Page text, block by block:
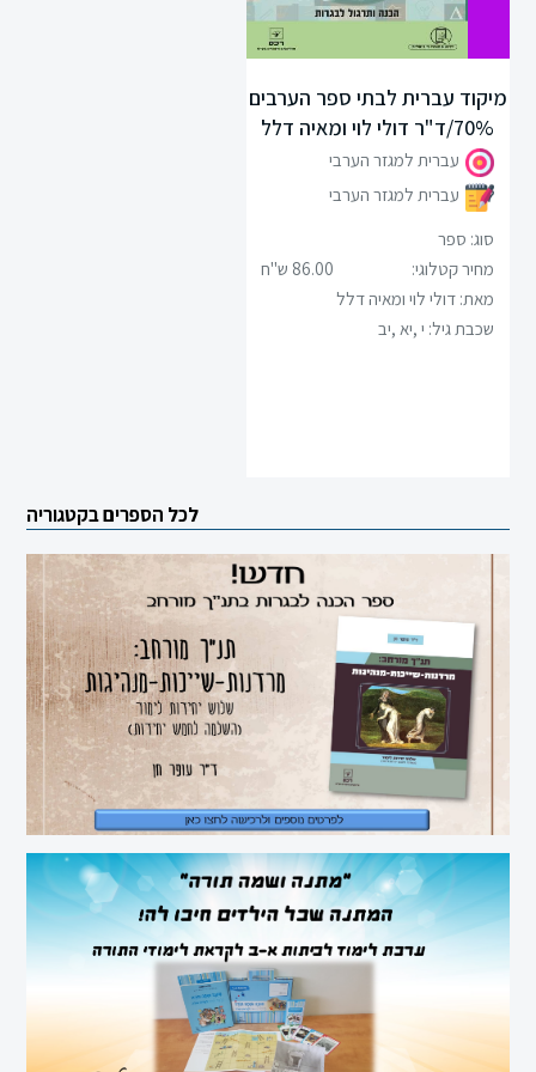
ספרות
תנ”ך
מתמטיקה
גיאוגרפיה
פסיכולוגיה
אזרחות
ומורשתו
סוציולוגיה
ביולוגיה
פיזיקה
תיאטרון
אנגלית
מיקוד עברית לבתי ספר הערבים
70%/ד"ר דולי לוי ומאיה דלל
עברית למגזר הערבי
עברית למגזר הערבי
סוג: ספר
מחיר קטלוגי:
86.00 ש"ח
מאת: דולי לוי ומאיה דלל
שכבת גיל: י ,יא ,יב
לכל הספרים בקטגוריה